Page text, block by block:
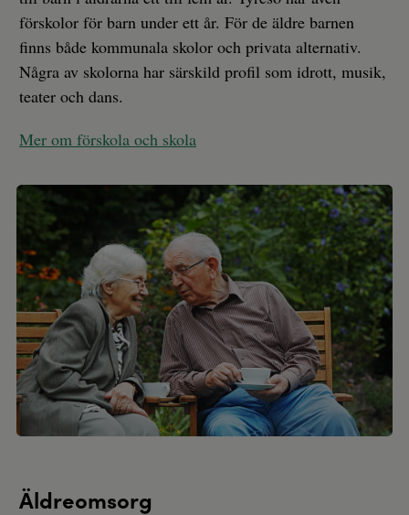
förskolor för barn under ett år. För de äldre barnen
finns både kommunala skolor och privata alternativ.
Några av skolorna har särskild profil som idrott, musik,
teater och dans.
Mer om förskola och skola
Äldreomsorg